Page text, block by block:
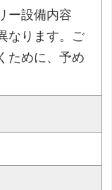
ー設備内容
なります。ご
ために、予め